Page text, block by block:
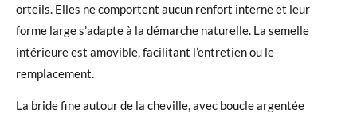
orteils. Elles ne comportent aucun renfort interne et leur
forme large s’adapte à la démarche naturelle. La semelle
intérieure est amovible, facilitant l’entretien ou le
remplacement.
La bride fine autour de la cheville, avec boucle argentée